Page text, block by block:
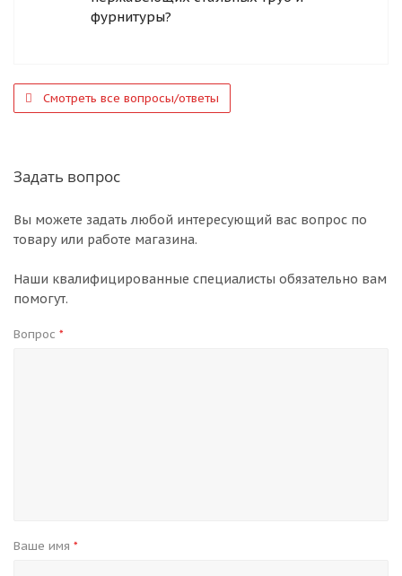
фурнитуры?
Смотреть все вопросы/ответы
Задать вопрос
Вы можете задать любой интересующий вас вопрос по
товару или работе магазина.
Наши квалифицированные специалисты обязательно вам
помогут.
Вопрос *
Ваше имя *